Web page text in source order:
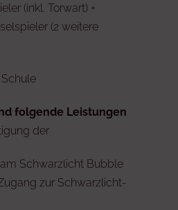
(inkl. Torwart) +
(2 weitere
folgende Leistungen
der
Schwarzlicht Bubble
zur Schwarzlicht-